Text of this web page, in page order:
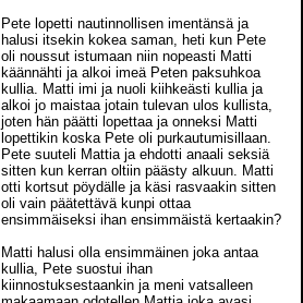
Pete lopetti nautinnollisen imentänsä ja
halusi itsekin kokea saman, heti kun Pete
oli noussut istumaan niin nopeasti Matti
käännähti ja alkoi imeä Peten paksuhkoa
kullia. Matti imi ja nuoli kiihkeästi kullia ja
alkoi jo maistaa jotain tulevan ulos kullista,
joten hän päätti lopettaa ja onneksi Matti
lopettikin koska Pete oli purkautumisillaan.
Pete suuteli Mattia ja ehdotti anaali seksiä
sitten kun kerran oltiin päästy alkuun. Matti
otti kortsut pöydälle ja käsi rasvaakin sitten
oli vain päätettävä kunpi ottaa
ensimmäiseksi ihan ensimmäistä kertaakin?
Matti halusi olla ensimmäinen joka antaa
kullia, Pete suostui ihan
kiinnostuksestaankin ja meni vatsalleen